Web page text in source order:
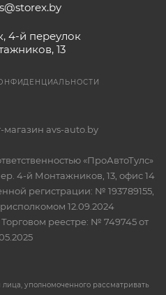
4-й переулок
13
avs-auto.by
«ПроАвтоТулс»
4-й Монтажников, 13, офис 14
регистрации: № 193789155,
12.09.2024
реестре: № 749745 от
уполномоченного рассматривать